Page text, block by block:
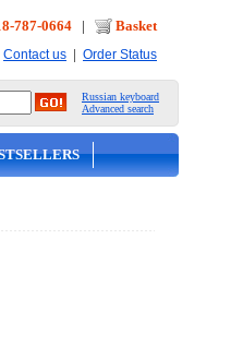
787-0664 | Basket
Contact us | Order Status
Russian keyboard
Advanced search